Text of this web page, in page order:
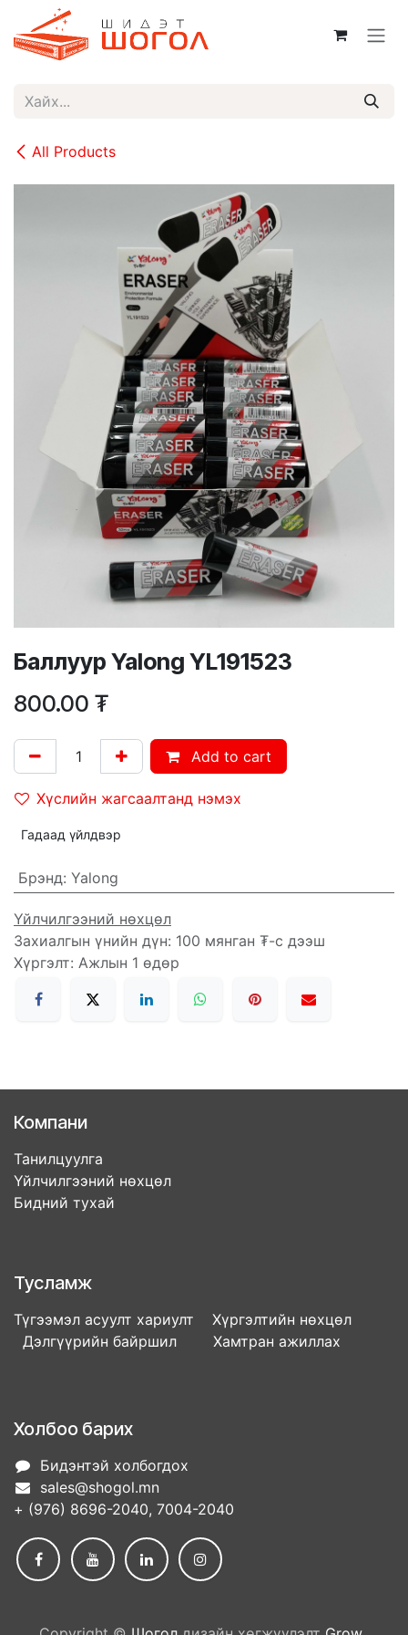
Skip to Content
All Products
Баллуур Yalong YL191523
800.00 ₮
Add to cart
Хүслийн жагсаалтанд нэмэх
Гадаад үйлдвэр
Брэнд: Yalong
Үйлчилгээний нөхцөл
Захиалгын үнийн дүн: 100 мянган ₮-с дээш
Хүргэлт: Ажлын 1 өдөр
Компани
Танилцуулга
Үйлчилгээний нөхцөл
Бидний тухай
Тусламж
Түгээмэл асуулт хариулт Хүргэлтийн нөхцөл
Дэлгүүрийн байршил Хамтран ажиллах
Холбоо барих
Бидэнтэй холбогдох
sales@shogol.mn
+ (976) 8696-2040, 7004-2040